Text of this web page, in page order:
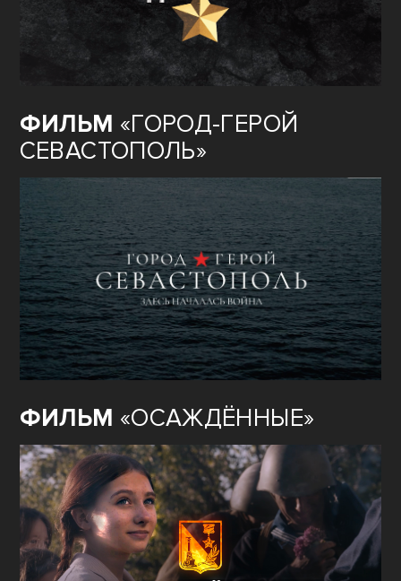
ФИЛЬМ «ГОРОД-ГЕРОЙ
СЕВАСТОПОЛЬ»
ФИЛЬМ «ОСАЖДЁННЫЕ»